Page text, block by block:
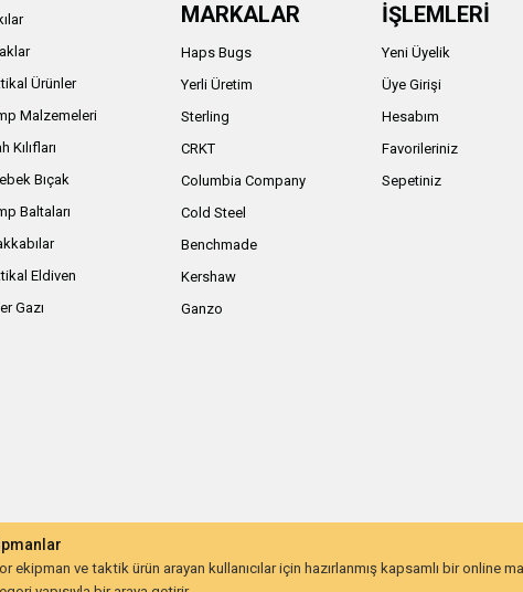
Ürünler
Malzemeleri
Kılıfları
Bıçak
Baltaları
Eldiven
Gazı
MARKALAR
Haps Bugs
Yerli Üretim
Sterling
CRKT
Columbia Company
Cold Steel
Benchmade
Kershaw
Ganzo
İŞLEMLERİ
Yeni Üyelik
Üye Girişi
Hesabım
Favorileriniz
Sepetiniz
ve taktik ürün arayan kullanıcılar için hazırlanmış kapsamlı bir online